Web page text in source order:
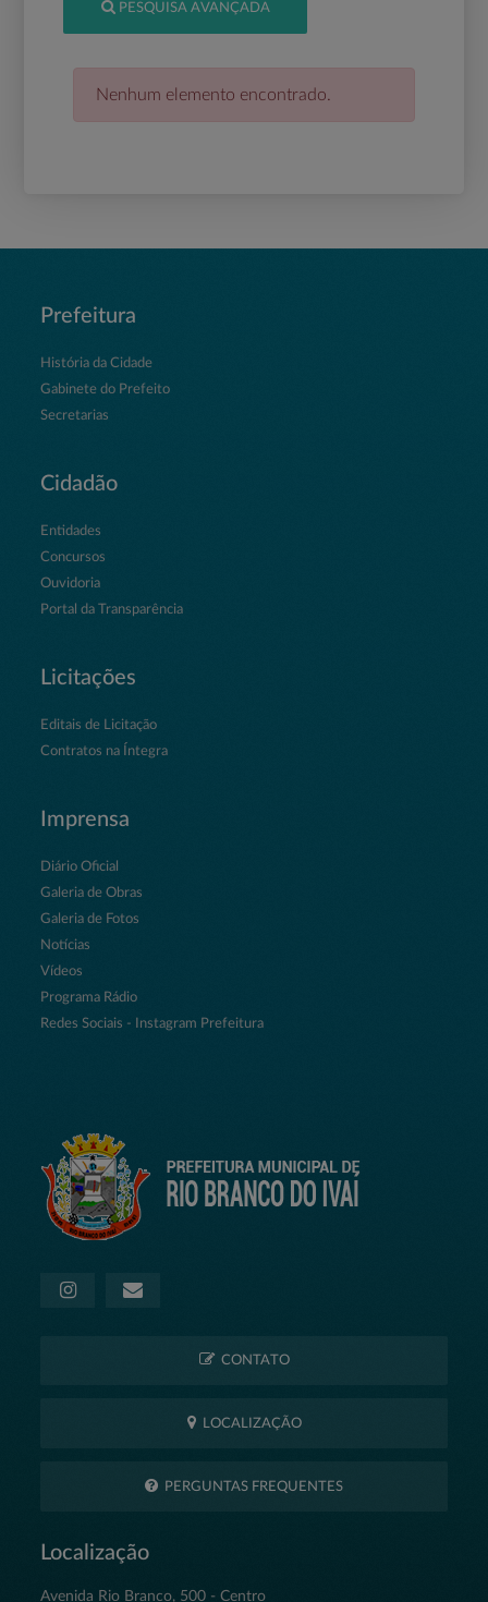
PESQUISA AVANÇADA
Nenhum elemento encontrado.
Prefeitura
História da Cidade
Gabinete do Prefeito
Secretarias
Cidadão
Entidades
Concursos
Ouvidoria
Portal da Transparência
Licitações
Editais de Licitação
Contratos na Íntegra
Imprensa
Diário Oficial
Galeria de Obras
Galeria de Fotos
Notícias
Vídeos
Programa Rádio
Redes Sociais - Instagram Prefeitura
CONTATO
LOCALIZAÇÃO
PERGUNTAS FREQUENTES
Localização
Avenida Rio Branco, 500 - Centro